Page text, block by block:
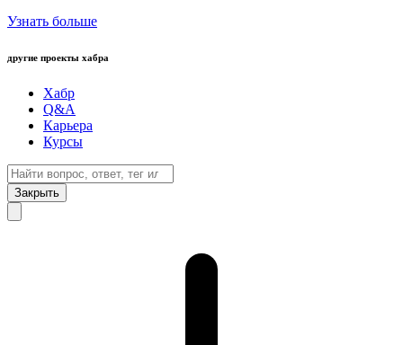
Узнать больше
другие проекты хабра
Хабр
Q&A
Карьера
Курсы
Закрыть